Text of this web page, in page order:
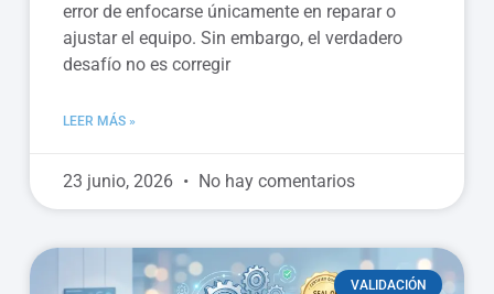
error de enfocarse únicamente en reparar o
ajustar el equipo. Sin embargo, el verdadero
desafío no es corregir
LEER MÁS »
23 junio, 2026 No hay comentarios
VALIDACIÓN